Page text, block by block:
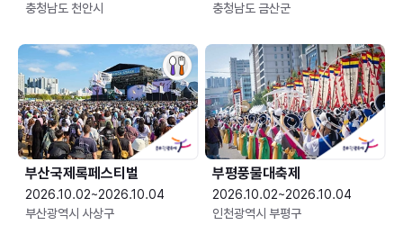
충청남도 천안시
충청남도 금산군
부산국제록페스티벌
2026.10.02~2026.10.04
부산광역시 사상구
부평풍물대축제
2026.10.02~2026.10.04
인천광역시 부평구